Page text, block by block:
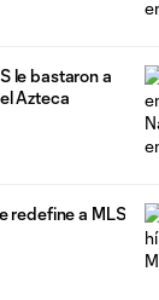
le bastaron a
Azteca
redefine a MLS